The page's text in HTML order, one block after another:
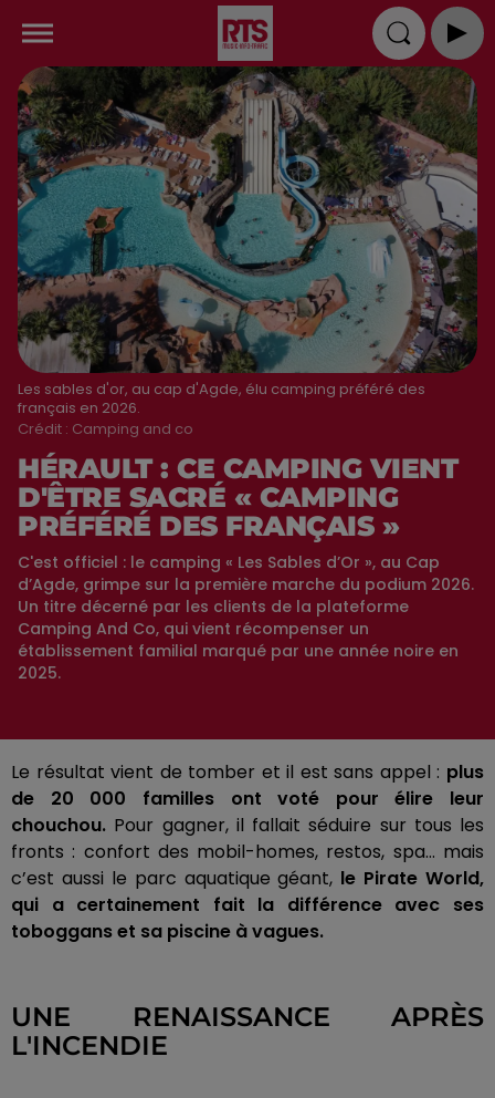
Les sables d'or, au cap d'Agde, élu camping préféré des
français en 2026.
Crédit : Camping and co
HÉRAULT : CE CAMPING VIENT
D'ÊTRE SACRÉ « CAMPING
PRÉFÉRÉ DES FRANÇAIS »
C'est officiel : le camping « Les Sables d’Or », au Cap
d’Agde, grimpe sur la première marche du podium 2026.
Un titre décerné par les clients de la plateforme
Camping And Co, qui vient récompenser un
établissement familial marqué par une année noire en
2025.
Le résultat vient de tomber et il est sans appel : plus
de 20 000 familles ont voté pour élire leur
chouchou. Pour gagner, il fallait séduire sur tous les
fronts : confort des mobil-homes, restos, spa... mais
c’est aussi le parc aquatique géant, le Pirate World,
qui a certainement fait la différence avec ses
toboggans et sa piscine à vagues.
UNE RENAISSANCE APRÈS
L'INCENDIE